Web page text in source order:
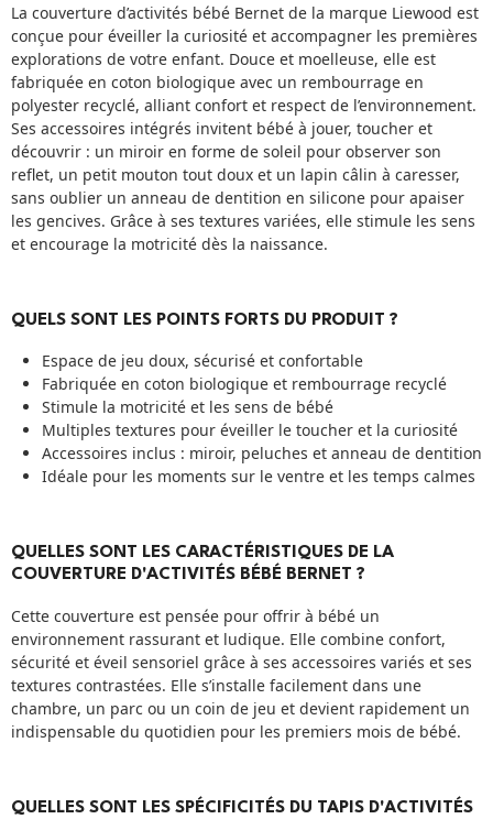
La couverture d’activités bébé Bernet de la marque Liewood est
conçue pour éveiller la curiosité et accompagner les premières
explorations de votre enfant. Douce et moelleuse, elle est
fabriquée en coton biologique avec un rembourrage en
polyester recyclé, alliant confort et respect de l’environnement.
Ses accessoires intégrés invitent bébé à jouer, toucher et
découvrir : un miroir en forme de soleil pour observer son
reflet, un petit mouton tout doux et un lapin câlin à caresser,
sans oublier un anneau de dentition en silicone pour apaiser
les gencives. Grâce à ses textures variées, elle stimule les sens
et encourage la motricité dès la naissance.
QUELS SONT LES POINTS FORTS DU PRODUIT ?
Espace de jeu doux, sécurisé et confortable
Fabriquée en coton biologique et rembourrage recyclé
Stimule la motricité et les sens de bébé
Multiples textures pour éveiller le toucher et la curiosité
Accessoires inclus : miroir, peluches et anneau de dentition
Idéale pour les moments sur le ventre et les temps calmes
QUELLES SONT LES CARACTÉRISTIQUES DE LA
COUVERTURE D'ACTIVITÉS BÉBÉ BERNET ?
Cette couverture est pensée pour offrir à bébé un
environnement rassurant et ludique. Elle combine confort,
sécurité et éveil sensoriel grâce à ses accessoires variés et ses
textures contrastées. Elle s’installe facilement dans une
chambre, un parc ou un coin de jeu et devient rapidement un
indispensable du quotidien pour les premiers mois de bébé.
QUELLES SONT LES SPÉCIFICITÉS DU TAPIS D'ACTIVITÉS